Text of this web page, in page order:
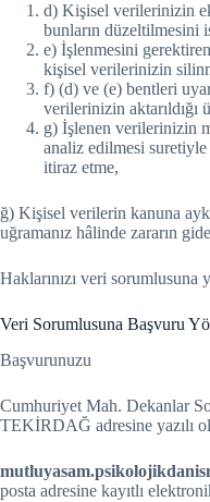
d) Kişisel verilerinizin
bunların düzeltilmesini
e) İşlenmesini
kişisel verilerinizin
f) (d) ve (e) bentleri
verilerinizin
g) İşlenen verilerinizin
analiz edilmesi suretiyle
itiraz etme,
ğ) Kişisel verilerin kanuna
uğramanız hâlinde zararın
Haklarınızı veri
Veri Sorumlusuna Başvuru
Başvurunuzu
Cumhuriyet Mah. Dekanlar
TEKİRDAĞ adresine yazılı
posta adresine kayıtlı